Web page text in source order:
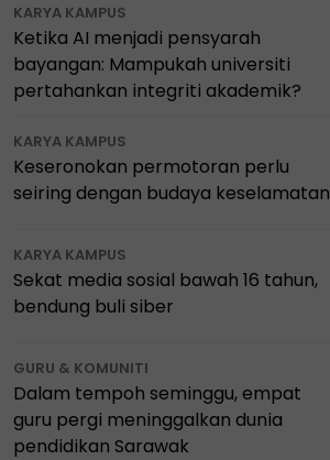
KARYA KAMPUS
Ketika AI menjadi pensyarah
bayangan: Mampukah universiti
pertahankan integriti akademik?
KARYA KAMPUS
Keseronokan permotoran perlu
seiring dengan budaya keselamatan
KARYA KAMPUS
Sekat media sosial bawah 16 tahun,
bendung buli siber
GURU & KOMUNITI
Dalam tempoh seminggu, empat
guru pergi meninggalkan dunia
pendidikan Sarawak